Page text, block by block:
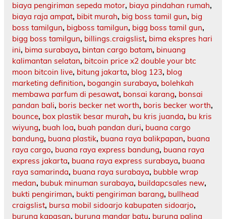
biaya pengiriman sepeda motor, biaya pindahan rumah,
biaya raja ampat, bibit murah, big boss tamil gun, big
boss tamilgun, bigboss tamilgun, bigg boss tamil gun,
bigg boss tamilgun, billings.craigslist, bima ekspres hari
ini, bima surabaya, bintan cargo batam, binuang
kalimantan selatan, bitcoin price x2 double your btc
moon bitcoin live, bitung jakarta, blog 123, blog
marketing definition, bogangin surabaya, bolehkah
membawa parfum di pesawat, bonsai karang, bonsai
pandan bali, boris becker net worth, boris becker worth,
bounce, box plastik besar murah, bu kris juanda, bu kris
wiyung, buah loa, buah pandan duri, buana cargo
bandung, buana plastik, buana raya balikpapan, buana
raya cargo, buana raya express bandung, buana raya
express jakarta, buana raya express surabaya, buana
raya samarinda, buana raya surabaya, bubble wrap
medan, bubuk minuman surabaya, buildapcsales new,
bukti pengiriman, bukti pengiriman barang, bullhead
craigslist, bursa mobil sidoarjo kabupaten sidoarjo,
burung kapasan, burung mandar batu, burung paling